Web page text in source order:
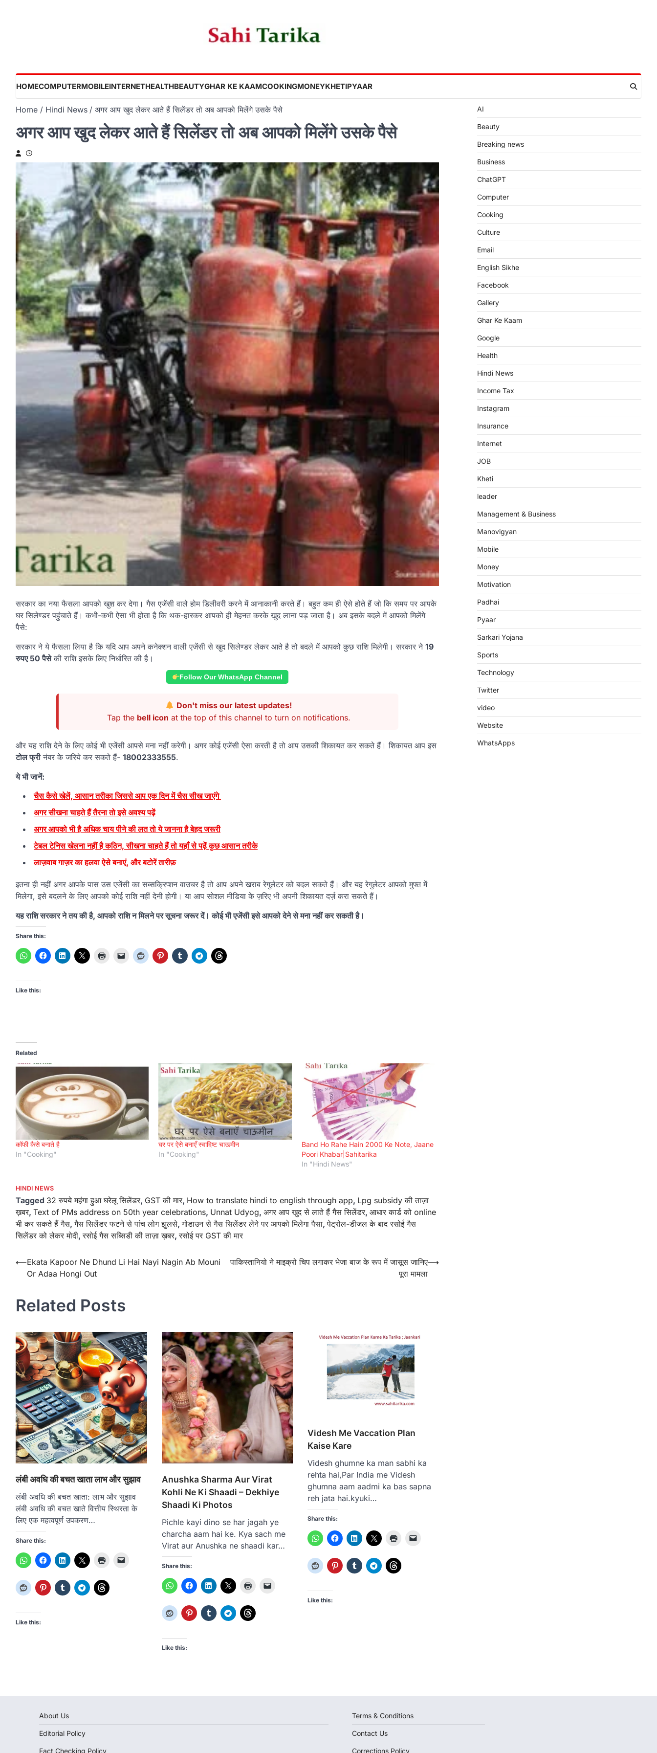
HOMECOMPUTERMOBILEINTERNETHEALTHBEAUTYGHAR KE KAAMCOOKINGMONEYKHETIPYAAR
Home Hindi News अगर आप खुद लेकर आते हैं सिलेंडर तो अब आपको मिलेंगे उसके पैसे
अगर आप खुद लेकर आते हैं सिलेंडर तो अब आपको मिलेंगे उसके पैसे
सरकार का नया फैसला आपको खुश कर देगा। गैस एजेंसी वाले होम डिलीवरी करने में आनाकानी करते हैं। बहुत कम ही ऐसे होते हैं जो कि समय पर आपके
घर सिलेण्डर पहुंचाते हैं। कभी-कभी ऐसा भी होता है कि थक-हारकर आपको ही मेहनत करके खुद लाना पड़ जाता है। अब इसके बदले में आपको मिलेंगे
पैसे:
सरकार ने ये फैसला लिया है कि यदि आप अपने कनेक्शन वाली एजेंसी से खुद सिलेण्डर लेकर आते है तो बदले में आपको कुछ राशि मिलेगी। सरकार ने 19
रुपए 50 पैसेकी राशि इसके लिए निर्धारित की है।
Follow Our WhatsApp Channel
Don't miss our latest updates!
Tap the bell icon at the top of this channel to turn on notifications.
और यह राशि देने के लिए कोई भी एजेंसी आपसे मना नहीं करेगी। अगर कोई एजेंसी ऐसा करती है तो आप उसकी शिकायत कर सकते हैं। शिकायत आप इस
टोल फ्रीनंबर के जरिये कर सकते हैं- 18002333555.
ये भी जानें:
चैस कैसे खेलें, आसान तरीका जिससे आप एक दिन में चैस सीख जाएंगे
अगर सीखना चाहते हैं तैरना तो इसे अवश्य पढ़ें
अगर आपको भी है अधिक चाय पीने की लत तो ये जानना है बेहद जरूरी
टेबल टेनिस खेलना नहीं है कठिन, सीखना चाहते हैं तो यहाँ से पढ़ें कुछ आसान तरीके
लाज़वाब गाज़र का हलवा ऐसे बनाएं, और बटोरें तारीफ़
इतना ही नहीं अगर आपके पास उस एजेंसी का सब्सक्रिप्शन वाउचर है तो आप अपने खराब रेगुलेटर को बदल सकते हैं। और यह रेगुलेटर आपको मुफ्त में
मिलेगा, इसे बदलने के लिए आपको कोई राशि नहीं देनी होगी। या आप सोशल मीडिया के ज़रिए भी अपनी शिकायत दर्ज़ करा सकते हैं।
यह राशि सरकार ने तय की है, आपको राशि न मिलने पर सूचना जरूर दें। कोई भी एजेंसी इसे आपको देने से मना नहीं कर सकती है।
Share this:
Like this:
Related
कॉफी कैसे बनाते है
In "Cooking"
घर पर ऐसे बनाएँ स्वादिष्ट चाऊमीन
In "Cooking"
Band Ho Rahe Hain 2000 Ke Note, Jaane
Poori Khabar|Sahitarika
In "Hindi News"
HINDI NEWS
Tagged 32 रुपये महंगा हुआ घरेलू सिलेंडर, GST की मार, How to translate hindi to english through app, Lpg subsidy की ताज़ा
ख़बर, Text of PMs address on 50th year celebrations, Unnat Udyog, अगर आप खुद से लाते हैं गैस सिलेंडर, आधार कार्ड को online
भी कर सकते हैं गैस,गैस सिलेंडर फटने से पांच लोग झुलसे,गोडाउन से गैस सिलेंडर लेने पर आपको मिलेगा पैसा,पेट्रोल-डीजल के बाद रसोई गैस
सिलेंडर को लेकर मोदी,रसोई गैस सब्सिडी की ताज़ा ख़बर,रसोई पर GST की मार
Post
navigation
⟵Ekata Kapoor Ne Dhund Li Hai Nayi Nagin Ab Mouni
Or Adaa Hongi Out
पाकिस्तानियो ने माइक्रो चिप लगाकर भेजा बाज के रूप में जासूस जानिए
पूरा मामला
⟶
Related Posts
लंबी अवधि की बचत खाता लाभ और सुझाव
लंबी अवधि की बचत खाता: लाभ और सुझाव
लंबी अवधि की बचत खाते वित्तीय स्थिरता के
लिए एक महत्वपूर्ण उपकरण…
Share this:
Like this:
Anushka Sharma Aur Virat
Kohli Ne Ki Shaadi – Dekhiye
Shaadi Ki Photos
Pichle kayi dino se har jagah ye
charcha aam hai ke. Kya sach me
Virat aur Anushka ne shaadi kar…
Share this:
Like this:
Videsh Me Vaccation Plan
Kaise Kare
Videsh ghumne ka man sabhi ka
rehta hai,Par India me Videsh
ghumna aam aadmi ka bas sapna
reh jata hai.kyuki…
Share this:
Like this:
AI
Beauty
Breaking news
Business
ChatGPT
Computer
Cooking
Culture
Email
English Sikhe
Facebook
Gallery
Ghar Ke Kaam
Google
Health
Hindi News
Income Tax
Instagram
Insurance
Internet
JOB
Kheti
leader
Management & Business
Manovigyan
Mobile
Money
Motivation
Padhai
Pyaar
Sarkari Yojana
Sports
Technology
Twitter
video
Website
WhatsApps
About Us
Editorial Policy
Fact Checking Policy
Terms & Conditions
Contact Us
Corrections Policy